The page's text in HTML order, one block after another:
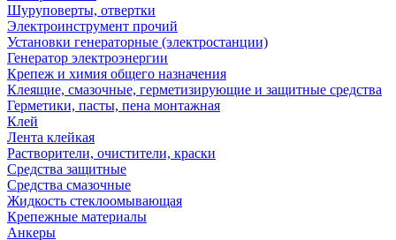
Шуруповерты, отвертки
Электроинструмент прочий
Установки генераторные (электростанции)
Генератор электроэнергии
Крепеж и химия общего назначения
Клеящие, смазочные, герметизирующие и защитные средства
Герметики, пасты, пена монтажная
Клей
Лента клейкая
Растворители, очистители, краски
Средства защитные
Средства смазочные
Жидкость стеклоомывающая
Крепежные материалы
Анкеры